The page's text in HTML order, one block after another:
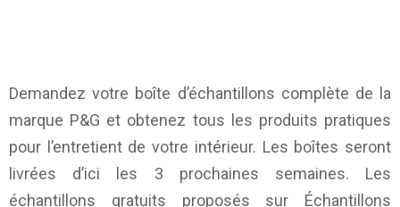
Demandez votre boîte d’échantillons complète de la
marque P&G et obtenez tous les produits pratiques
pour l’entretient de votre intérieur. Les boîtes seront
livrées d’ici les 3 prochaines semaines. Les
échantillons gratuits proposés sur Échantillons